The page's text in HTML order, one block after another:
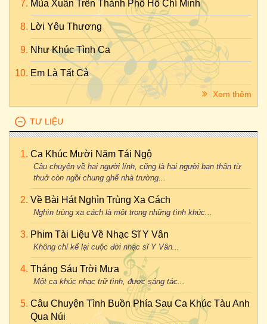
Mùa Xuân Trên Thành Phố Hồ Chí Minh
Lời Yêu Thương
Như Khúc Tình Ca
Em Là Tất Cả
Xem thêm
TƯ LIỆU
Ca Khúc Mười Năm Tái Ngộ
Câu chuyện về hai người lính, cũng là hai người bạn thân từ
thuở còn ngồi chung ghế nhà trường...
Về Bài Hát Nghìn Trùng Xa Cách
Nghìn trùng xa cách là một trong những tình khúc...
Phim Tài Liệu Về Nhạc Sĩ Y Vân
Không chỉ kể lại cuộc đời nhạc sĩ Y Vân...
Tháng Sáu Trời Mưa
Một ca khúc nhạc trữ tình, được sáng tác...
Câu Chuyện Tình Buồn Phía Sau Ca Khúc Tàu Anh
Qua Núi